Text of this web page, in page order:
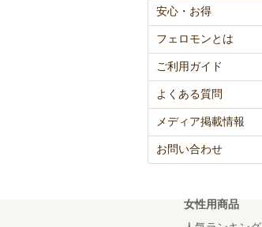
安心・お得
フェロモンとは
ご利用ガイド
よくある質問
メディア掲載情報
お問い合わせ
女性用商品